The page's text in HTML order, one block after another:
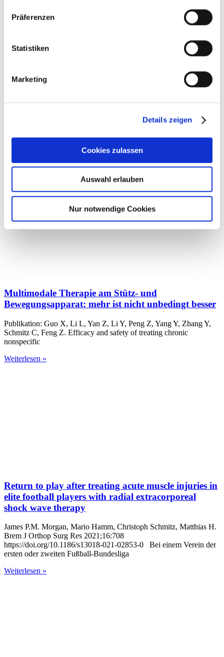
Präferenzen
Statistiken
Marketing
Details zeigen
Cookies zulassen
Auswahl erlauben
Nur notwendige Cookies
und Triggerpunkten
Bei der Behandlung von myofaszialem Schmerzsyndrom und
Lokalanästhetika weitverbreitet zum Einsatz. Die schnelle und
effektive Wirkweise dieser
Weiterlesen »
Multimodale Therapie am Stütz- und
Bewegungsapparat: mehr ist nicht unbedingt besser
Publikation: Guo X, Li L, Yan Z, Li Y, Peng Z, Yang Y, Zhang Y,
Schmitz C, Feng Z. Efficacy and safety of treating chronic
nonspecific
Weiterlesen »
Return to play after treating acute muscle injuries in
elite football players with radial extracorporeal
shock wave therapy
James P.M. Morgan, Mario Hamm, Christoph Schmitz, Matthias H.
Brem J Orthop Surg Res 2021;16:708
https://doi.org/10.1186/s13018-021-02853-0 Bei einem Verein der
ersten oder zweiten Fußball-Bundesliga
Weiterlesen »